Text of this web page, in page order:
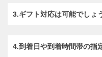
3.ギフト対応は可能でしょ
4.到着日や到着時間帯の指